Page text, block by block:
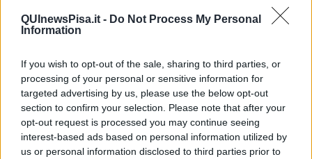
QUInewsPisa.it - Do Not Process My Personal
Information
If you wish to opt-out of the sale, sharing to third parties, or
processing of your personal or sensitive information for
targeted advertising by us, please use the below opt-out
section to confirm your selection. Please note that after your
opt-out request is processed you may continue seeing
interest-based ads based on personal information utilized by
us or personal information disclosed to third parties prior to
spettacolo.
L’evento conferma il buon momento della programmazione dello
spazio teatrale cascinese, capace di proporre linguaggi diversi e
intercettare un pubblico ampio. La risposta della sala, ancora una
volta, ha evidenziato la centralità della Città del Teatro come punto
di riferimento per il territorio, tra spettacolo e partecipazione.